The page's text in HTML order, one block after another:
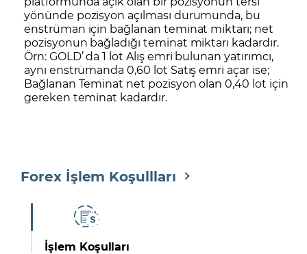
yönünde pozisyon açılması durumunda, bu
enstrüman için bağlanan teminat miktarı; net
pozisyonun bağladığı teminat miktarı kadardır.
Örn: GOLD’ da 1 lot Alış emri bulunan yatırımcı,
aynı enstrümanda 0,60 lot Satış emri açar ise;
Bağlanan Teminat net pozisyon olan 0,40 lot için
gereken teminat kadardır.
Forex İşlem Koşullları
İşlem Koşulları